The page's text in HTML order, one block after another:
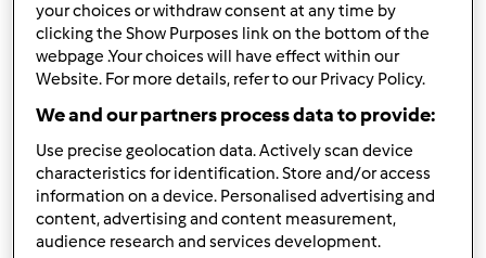
Aktualna liczba punktów użytkownika: 68
Który model Thermomix ® posiadasz?
Thermomix ® TM 5
Najlepszy przepis
Hiszpański chłodnik pomidorowy
Najczęściej komentowany przepis
your choices or withdraw consent at any time by
clicking the Show Purposes link on the bottom of the
webpage .Your choices will have effect within our
Website. For more details, refer to our Privacy Policy.
We and our partners process data to provide:
Use precise geolocation data. Actively scan device
characteristics for identification. Store and/or access
information on a device. Personalised advertising and
content, advertising and content measurement,
audience research and services development.